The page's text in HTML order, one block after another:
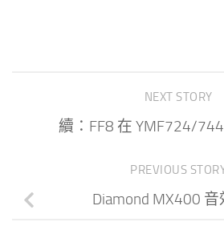
NEXT STORY
續：FF8 在 YMF724/
PREVIOUS
Diamond MX400 音